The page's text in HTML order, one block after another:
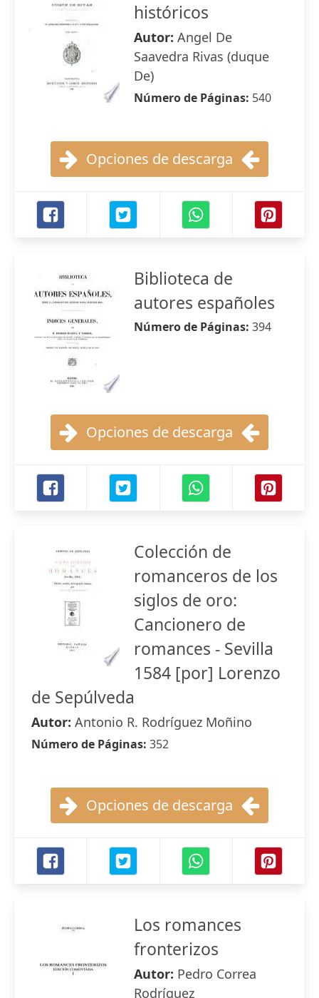
históricos
Autor: Angel De
Saavedra Rivas (duque
De)
Número de Páginas: 540
Opciones de descarga
Biblioteca de
autores españoles
Número de Páginas: 394
Opciones de descarga
Colección de
romanceros de los
siglos de oro:
Cancionero de
romances - Sevilla
1584 [por] Lorenzo
de Sepúlveda
Autor: Antonio R. Rodríguez Moñino
Número de Páginas: 352
Opciones de descarga
Los romances
fronterizos
Autor: Pedro Correa
Rodríguez